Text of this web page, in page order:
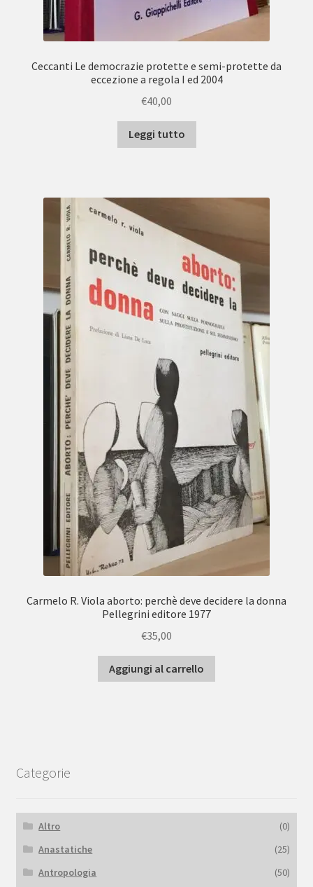
Ceccanti Le democrazie protette e semi-protette da
eccezione a regola I ed 2004
€40,00
Leggi tutto
Carmelo R. Viola aborto: perchè deve decidere la donna
Pellegrini editore 1977
€35,00
Aggiungi al carrello
Categorie
Altro
(0)
Anastatiche
(25)
Antropologia
(50)